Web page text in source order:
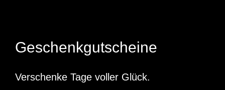
Geschenkgutscheine
Verschenke Tage voller Glück.